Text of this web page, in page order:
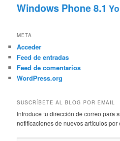
Windows Phone 8.1
META
Acceder
Feed de entradas
Feed de comentarios
WordPress.org
SUSCRÍBETE AL BLOG POR EMAIL
Introduce tu dirección de correo para
notificaciones de nuevos artículos por